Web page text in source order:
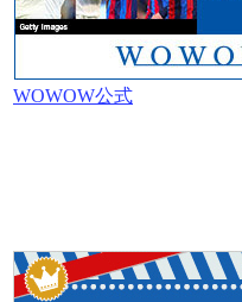
WOWOW公式